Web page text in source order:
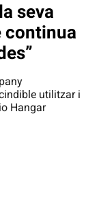
seva
continua
utilitzar i
Hangar